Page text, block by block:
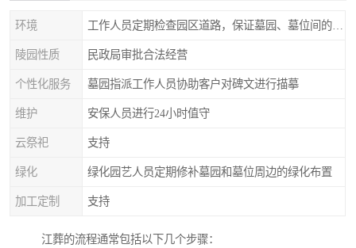
环境
陵园性质 民政局审批合法经营
个性化服务 墓园指派工作人员协助客户对碑文进行描摹
维护 安保人员进行24小时值守
云祭祀 支持
绿化 绿化园艺人员定期修补墓园和墓位周边的绿化布置
加工定制 支持
江葬的流程通常包括以下几个步骤：